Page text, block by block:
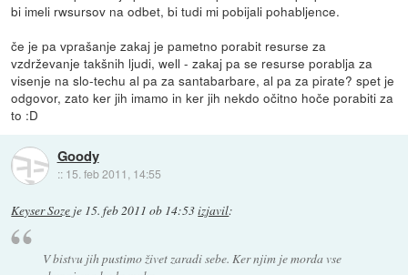
bi imeli rwsursov na odbet, bi tudi mi pobijali pohabljence.
če je pa vprašanje zakaj je pametno porabit resurse za
vzdrževanje takšnih ljudi, well - zakaj pa se resurse porablja za
visenje na slo-techu al pa za santabarbare, al pa za pirate? spet je
odgovor, zato ker jih imamo in ker jih nekdo očitno hoče porabiti za
to :D
Goody
:: 15. feb 2011, 14:55
Keyser Soze je 15. feb 2011 ob 14:53izjavil:
V bistvu jih pustimo živet zaradi sebe. Ker njim je morda vse